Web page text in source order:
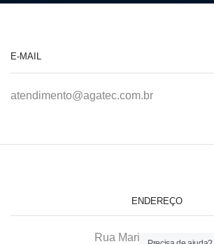
E-MAIL
atendimento@agatec.com.br
ENDEREÇO
Rua Maria Afonso, 166-A